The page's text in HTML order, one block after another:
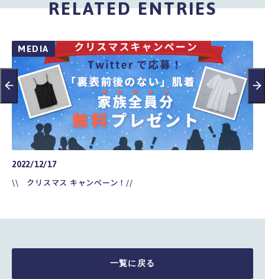
RELATED ENTRIES
MEDIA
2022/12/17
\\ クリスマス キャンペーン！//
一覧に戻る